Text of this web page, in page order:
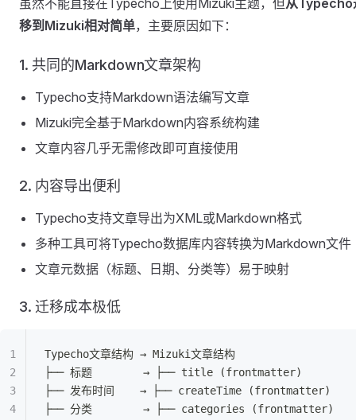
虽然不能直接在Typecho上使用Mizuki主题，但从Typecho
移到Mizuki相对简单，主要原因如下：
1. 共同的Markdown文章架构
Typecho支持Markdown语法编写文章
Mizuki完全基于Markdown内容系统构建
文章内容几乎无需修改即可直接使用
2. 内容导出便利
Typecho支持文章导出为XML或Markdown格式
多种工具可将Typecho数据库内容转换为Markdown文件
文章元数据（标题、日期、分类等）易于映射
3. 迁移成本极低
Typecho文章结构 → Mizuki文章结构
├── 标题        → ├── title (frontmatter)
├── 发布时间    → ├── createTime (frontmatter)
├── 分类        → ├── categories (frontmatter)